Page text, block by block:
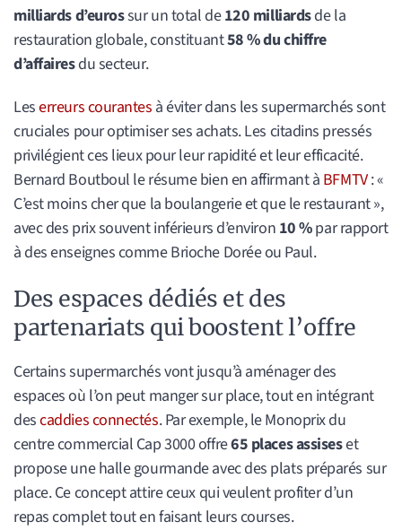
milliards d’eurossur un total de120 milliardsde la
restauration globale, constituant58 % du chiffre
d’affairesdu secteur.
Leserreurs courantes à éviter dans les supermarchés sont
cruciales pour optimiser ses achats. Les citadins pressés
privilégient ces lieux pour leur rapidité et leur efficacité.
Bernard Boutboul le résume bien en affirmant à BFMTV: «
C’est moins cher que la boulangerie et que le restaurant »,
avec des prix souvent inférieurs d’environ 10 %par rapport
à des enseignes comme Brioche Dorée ou Paul.
Des espaces dédiés et des
partenariats qui boostent l’offre
Certains supermarchés vont jusqu’à aménager des
espaces où l’on peut manger sur place, tout en intégrant
descaddies connectés. Par exemple, le Monoprix du
centre commercial Cap 3000 offre65 places assiseset
propose une halle gourmande avec des plats préparés sur
place. Ce concept attire ceux qui veulent profiter d’un
repas complet tout en faisant leurs courses.